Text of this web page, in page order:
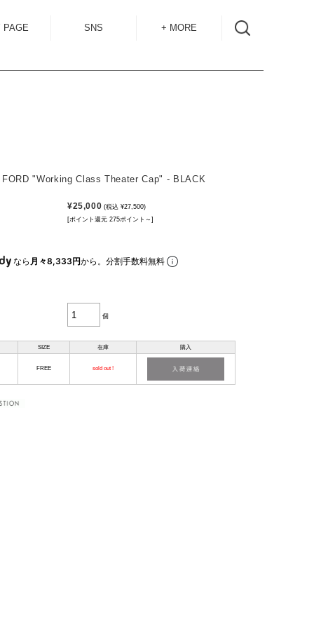
PAGE SNS + MORE
ACCESS
RECRUIT
FORD "Working Class Theater Cap" - BLACK
¥25,000 (税込 ¥27,500)
[ポイント還元 275ポイント～]
なら 月々8,333円から。分割手数料無料
個
SIZE 在庫 購入
FREE sold out !